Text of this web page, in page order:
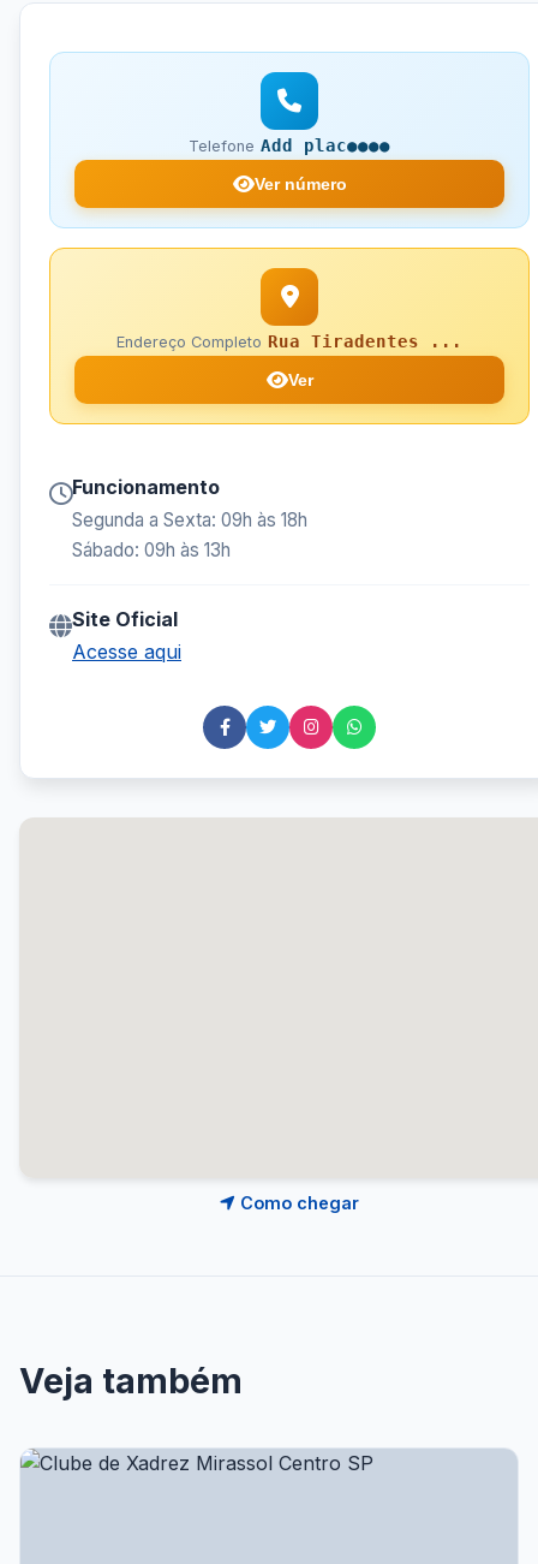
Telefone Add plac●●●●
Ver número
Endereço Completo Rua Tiradentes ...
Ver
Funcionamento
Segunda a Sexta: 09h às 18h
Sábado: 09h às 13h
Site Oficial
Acesse aqui
Como chegar
Veja também